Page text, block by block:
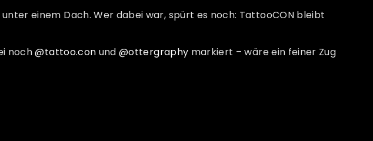
einem Dach. Wer dabei war, spürt es noch: TattooCON bleibt
noch@tattoo.con und@ottergraphy markiert – wäre ein feiner Zug